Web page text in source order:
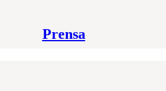
Prensa